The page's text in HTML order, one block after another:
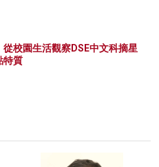
從校園生活觀察DSE中文科摘星
特質